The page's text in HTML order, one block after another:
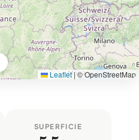
Leaflet |© OpenStreetMap
SUPERFICIE